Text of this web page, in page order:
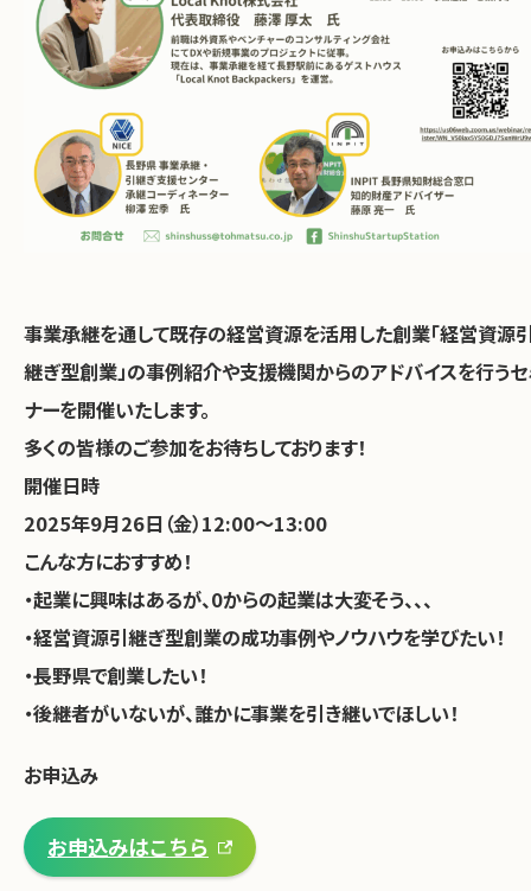
事業承継を通して既存の経営資源を活用した創業「経営資源
継ぎ型創業」の事例紹介や支援機関からのアドバイスを行う
ナーを開催いたします。
多くの皆様のご参加をお待ちしております！
開催日時
2025年9月26日（金）12:00～13:00
こんな方におすすめ！
・起業に興味はあるが、0からの起業は大変そう、、、
・経営資源引継ぎ型創業の成功事例やノウハウを学びたい！
・長野県で創業したい！
・後継者がいないが、誰かに事業を引き継いでほしい！
お申込み
お申込みはこちら